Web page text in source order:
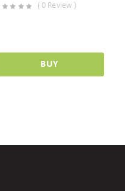
( 0 Review )
BUY